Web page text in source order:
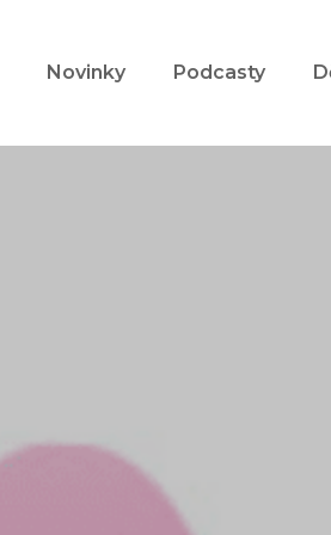
Novinky Podcasty